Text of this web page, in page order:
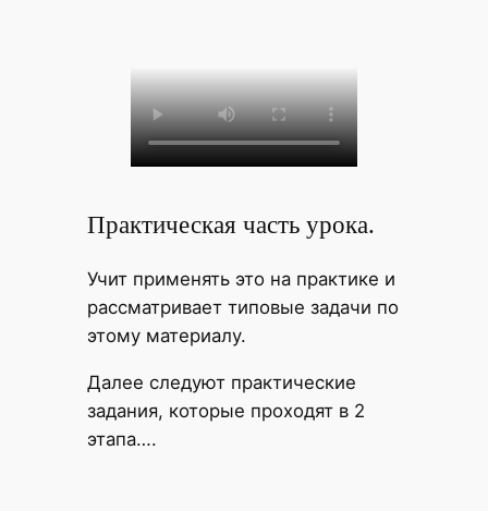
Практическая часть урока.
Учит применять это на практике и
рассматривает типовые задачи по
этому материалу.
Далее следуют практические
задания, которые проходят в 2
этапа….